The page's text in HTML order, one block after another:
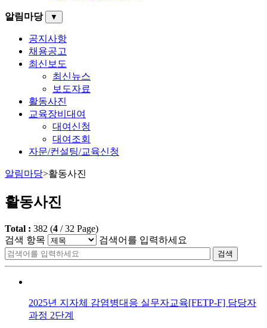
알림마당 ▼
공지사항
채용공고
최신보도
최신뉴스
보도자료
활동사진
교육장비대여
대여신청
대여조회
자문/컨설팅/교육신청
알림마당>활동사진
활동사진
Total : 382 (4 /32 Page)
검색 항목
검색어를 입력하세요
검색
2025년 지자체 감염병대응 실무자교육[FETP-F] 담당자
과정 2단계